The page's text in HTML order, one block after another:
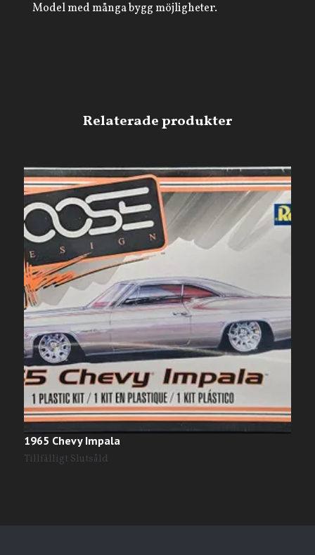
Model med många bygg möjligheter.
1965 Chevy Impala
Tillfälligt Slutsåld